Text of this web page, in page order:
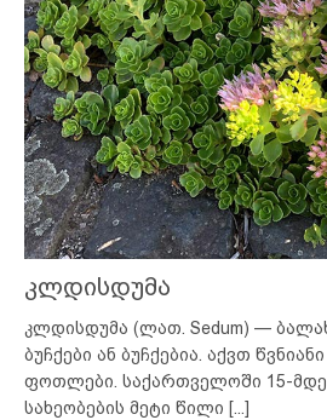
კლდისდუმა
კლდისდუმა (ლათ. Sedum) —
ბუჩქები ან ბუჩქებია. აქვთ
ფოთლები. საქართველოში 15-მდე
სახეობების მეტი წილი [...]